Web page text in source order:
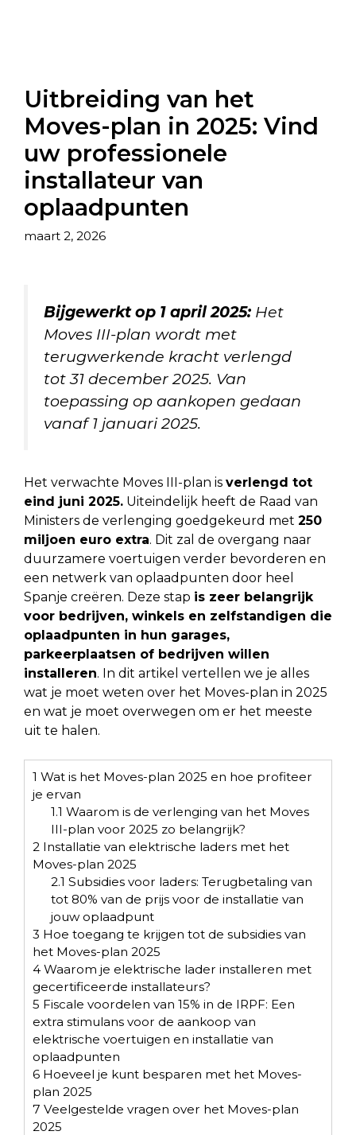
Uitbreiding van het
Moves-plan in 2025: Vind
uw professionele
installateur van
oplaadpunten
maart 2, 2026
Bijgewerkt op 1 april 2025: Het
Moves III-plan wordt met
terugwerkende kracht verlengd
tot 31 december 2025. Van
toepassing op aankopen gedaan
vanaf 1 januari 2025.
Het verwachte Moves III-plan is verlengd tot
eind juni 2025. Uiteindelijk heeft de Raad van
Ministers de verlenging goedgekeurd met 250
miljoen euro extra. Dit zal de overgang naar
duurzamere voertuigen verder bevorderen en
een netwerk van oplaadpunten door heel
Spanje creëren. Deze stap is zeer belangrijk
voor bedrijven, winkels en zelfstandigen die
oplaadpunten in hun garages,
parkeerplaatsen of bedrijven willen
installeren. In dit artikel vertellen we je alles
wat je moet weten over het Moves-plan in 2025
en wat je moet overwegen om er het meeste
uit te halen.
1 Wat is het Moves-plan 2025 en hoe profiteer
je ervan
1.1 Waarom is de verlenging van het Moves
III-plan voor 2025 zo belangrijk?
2 Installatie van elektrische laders met het
Moves-plan 2025
2.1 Subsidies voor laders: Terugbetaling van
tot 80% van de prijs voor de installatie van
jouw oplaadpunt
3 Hoe toegang te krijgen tot de subsidies van
het Moves-plan 2025
4 Waarom je elektrische lader installeren met
gecertificeerde installateurs?
5 Fiscale voordelen van 15% in de IRPF: Een
extra stimulans voor de aankoop van
elektrische voertuigen en installatie van
oplaadpunten
6 Hoeveel je kunt besparen met het Moves-
plan 2025
7 Veelgestelde vragen over het Moves-plan
2025